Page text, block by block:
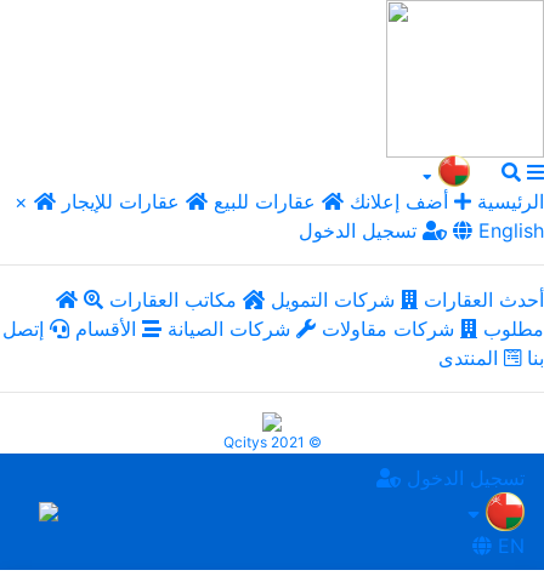
× الرئيسية أضف إعلانك عقارات للبيع
عقارات للإيجار
تسجيل الدخول
English
أحدث العقارات شركات التمويل
مكاتب العقارات
مطلوب
شركات مقاولات شركات الصيانة الأقسام
إتصل
بنا
المنتدى
Qcitys 2021 ©
تسجيل الدخول
EN